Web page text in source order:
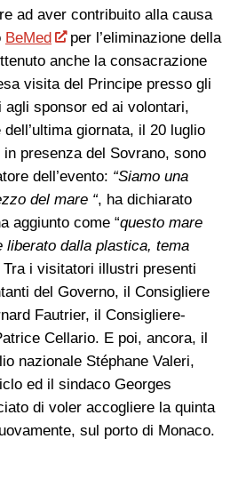
ad aver contribuito alla causa
BeMed
per l’eliminazione della
anche la consacrazione
visita del Principe presso gli
sponsor ed ai volontari,
giornata, il 20 luglio
presenza del Sovrano, sono
dell’evento: “Siamo una
del mare “, ha dichiarato
aggiunto come “questo mare
liberato dalla plastica, tema
Tra i visitatori illustri presenti
del Governo, il Consigliere
Fautrier, il Consigliere-
Cellario. E poi, ancora, il
nazionale Stéphane Valeri,
ed il sindaco Georges
di voler accogliere la quinta
sul porto di Monaco.